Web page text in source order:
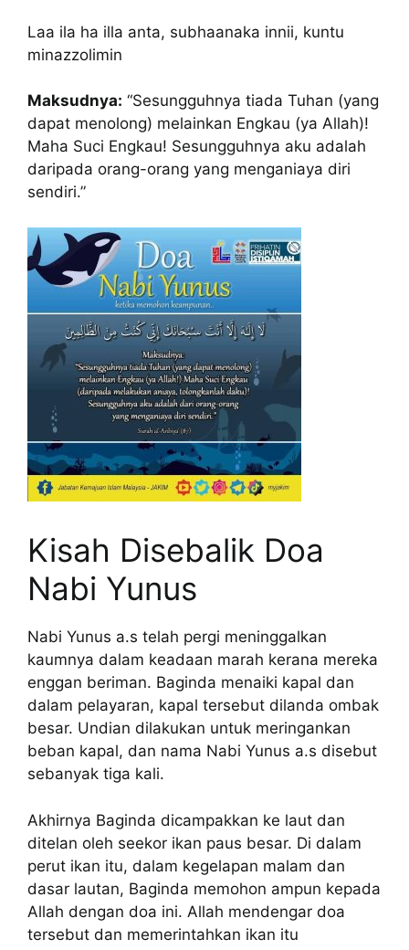
Laa ila ha illa anta, subhaanaka innii, kuntu
minazzolimin
Maksudnya: “Sesungguhnya tiada Tuhan (yang
dapat menolong) melainkan Engkau (ya Allah)!
Maha Suci Engkau! Sesungguhnya aku adalah
daripada orang-orang yang menganiaya diri
sendiri.”
Kisah Disebalik Doa
Nabi Yunus
Nabi Yunus a.s telah pergi meninggalkan
kaumnya dalam keadaan marah kerana mereka
enggan beriman. Baginda menaiki kapal dan
dalam pelayaran, kapal tersebut dilanda ombak
besar. Undian dilakukan untuk meringankan
beban kapal, dan nama Nabi Yunus a.s disebut
sebanyak tiga kali.
Akhirnya Baginda dicampakkan ke laut dan
ditelan oleh seekor ikan paus besar. Di dalam
perut ikan itu, dalam kegelapan malam dan
dasar lautan, Baginda memohon ampun kepada
Allah dengan doa ini. Allah mendengar doa
tersebut dan memerintahkan ikan itu